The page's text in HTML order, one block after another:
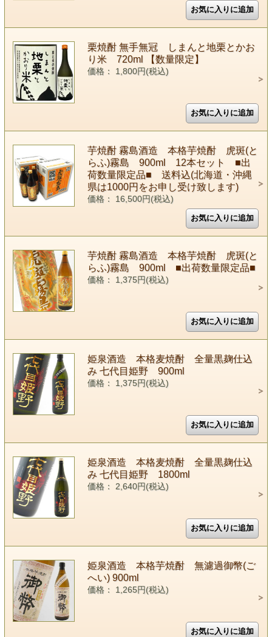
栗焼酎 無手無冠 しまんと地栗とかお
り米 720ml 【数量限定】
価格： 1,800円(税込)
芋焼酎 霧島酒造 本格芋焼酎 虎斑(と
らふ)霧島 900ml 12本セット ■出
荷数量限定品■ 送料込(北海道・沖縄
県は1000円をお申し受け致します)
価格： 16,500円(税込)
芋焼酎 霧島酒造 本格芋焼酎 虎斑(と
らふ)霧島 900ml ■出荷数量限定品■
価格： 1,375円(税込)
姫泉酒造 本格麦焼酎 全量黒麹仕込
み 七代目姫野 900ml
価格： 1,375円(税込)
姫泉酒造 本格麦焼酎 全量黒麹仕込
み 七代目姫野 1800ml
価格： 2,640円(税込)
姫泉酒造 本格芋焼酎 無濾過御幣(ご
へい) 900ml
価格： 1,265円(税込)